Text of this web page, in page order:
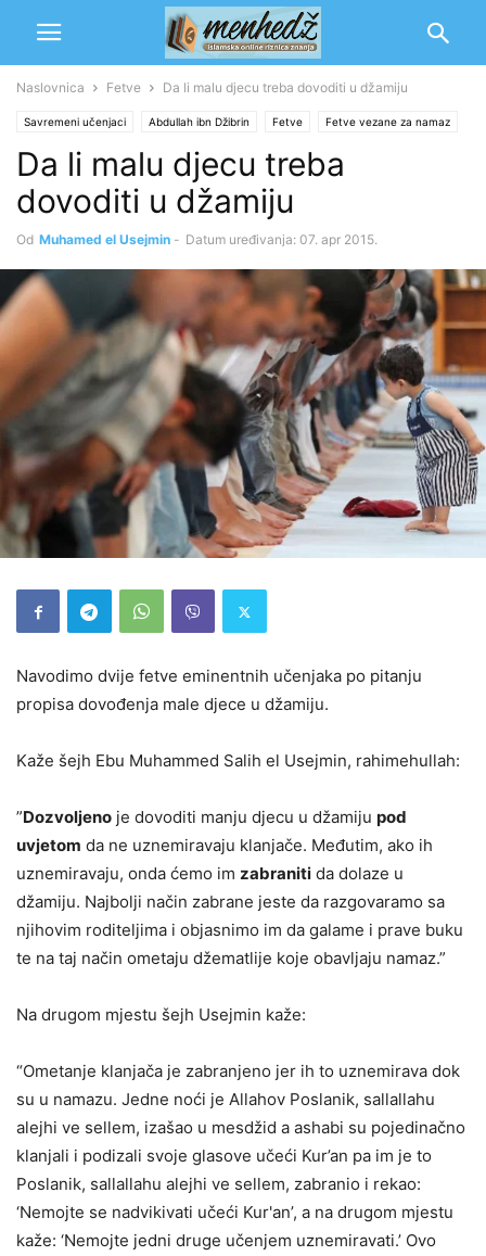
Naslovnica Fetve Da li malu djecu treba dovoditi u džamiju
Savremeni učenjaci Abdullah ibn Džibrin Fetve Fetve vezane za namaz
Muhamed b. Salih el-Usejmin
Da li malu djecu treba
dovoditi u džamiju
Od Muhamed el Usejmin - Datum uređivanja: 07. apr 2015.
Navodimo dvije fetve eminentnih učenjaka po pitanju
propisa dovođenja male djece u džamiju.
Kaže šejh Ebu Muhammed Salih el Usejmin, rahimehullah:
”Dozvoljeno je dovoditi manju djecu u džamiju pod
uvjetom da ne uznemiravaju klanjače. Međutim, ako ih
uznemiravaju, onda ćemo im zabraniti da dolaze u
džamiju. Najbolji način zabrane jeste da razgovaramo sa
njihovim roditeljima i objasnimo im da galame i prave buku
te na taj način ometaju džematlije koje obavljaju namaz.”
Na drugom mjestu šejh Usejmin kaže:
“Ometanje klanjača je zabranjeno jer ih to uznemirava dok
su u namazu. Jedne noći je Allahov Poslanik, sallallahu
alejhi ve sellem, izašao u mesdžid a ashabi su pojedinačno
klanjali i podizali svoje glasove učeći Kur’an pa im je to
Poslanik, sallallahu alejhi ve sellem, zabranio i rekao:
‘Nemojte se nadvikivati učeći Kur'an’, a na drugom mjestu
kaže: ‘Nemojte jedni druge učenjem uznemiravati.’ Ovo